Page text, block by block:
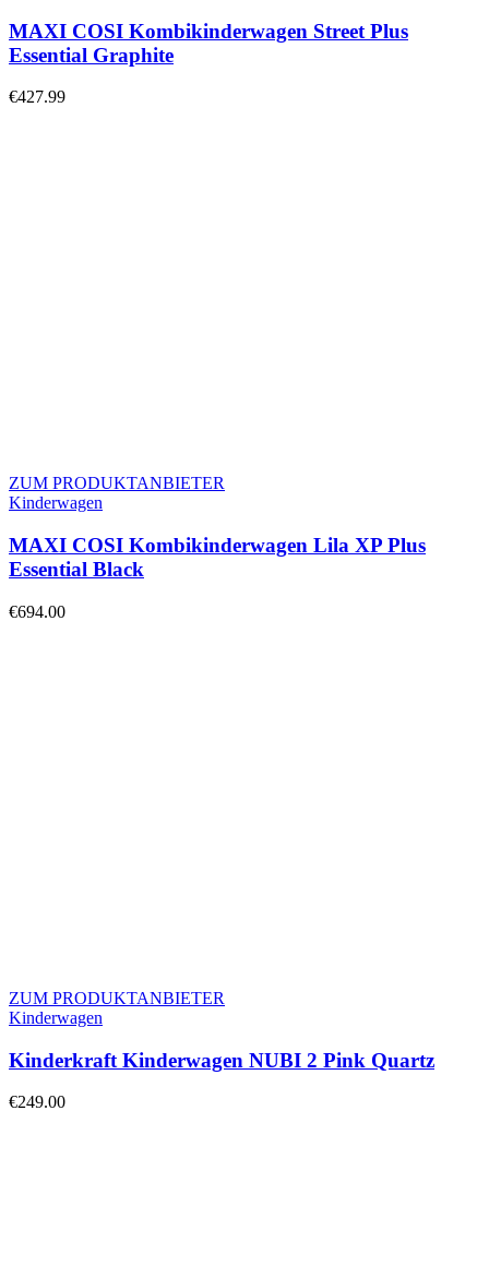
MAXI COSI Kombikinderwagen Street Plus
Essential Graphite
€427.99
ZUM PRODUKTANBIETER
Kinderwagen
MAXI COSI Kombikinderwagen Lila XP Plus
Essential Black
€694.00
ZUM PRODUKTANBIETER
Kinderwagen
Kinderkraft Kinderwagen NUBI 2 Pink Quartz
€249.00